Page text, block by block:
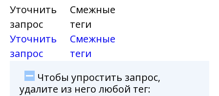
Уточнить
запрос
Уточнить
запрос
Смежные
теги
Смежные
теги
Чтобы упростить запрос,
удалите из него любой тег: